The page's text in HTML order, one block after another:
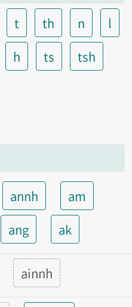
t th n
l
h ts
tsh
annh
am
ang ak
ainnh